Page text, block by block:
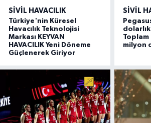
SIVIL HAVACILIK
Türkiye'nin Küresel
Havacılık Teknolojisi
Markası KEYVAN
HAVACILIK Yeni Döneme
Güçlenerek Giriyor
SIVIL
milyon